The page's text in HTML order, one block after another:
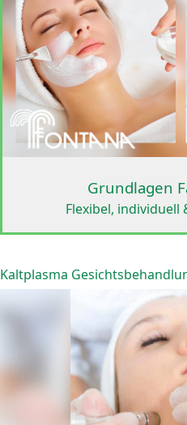
Grundlagen
Flexibel, individuell
Kaltplasma